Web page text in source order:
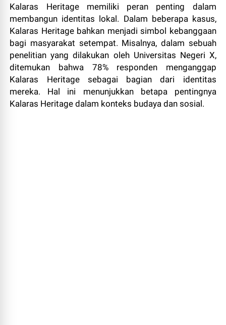
Kalaras Heritage memiliki peran penting dalam
membangun identitas lokal. Dalam beberapa kasus,
Kalaras Heritage bahkan menjadi simbol kebanggaan
bagi masyarakat setempat. Misalnya, dalam sebuah
penelitian yang dilakukan oleh Universitas Negeri X,
ditemukan bahwa 78% responden menganggap
Kalaras Heritage sebagai bagian dari identitas
mereka. Hal ini menunjukkan betapa pentingnya
Kalaras Heritage dalam konteks budaya dan sosial.